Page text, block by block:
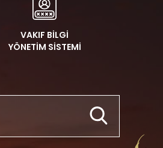
VAKIF BİLGİ
YÖNETİM SİSTEMİ